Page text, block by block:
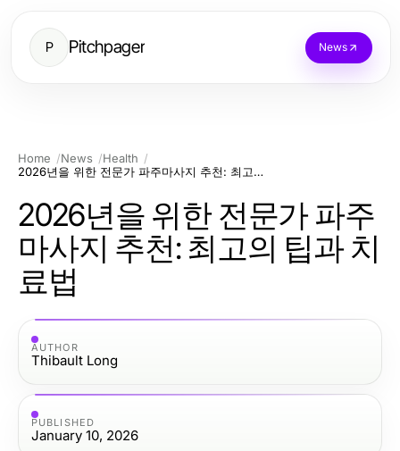
P Pitchpager News
Home News
Health
2026년을 위한 전문가 파주마사지 추천: 최고의 팁과 치료법
2026년을 위한 전문가 파주
마사지 추천: 최고의 팁과 치
료법
AUTHOR
Thibault Long
PUBLISHED
January 10, 2026